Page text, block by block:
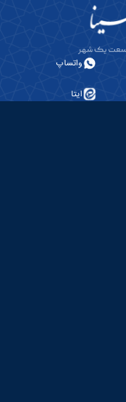
واتساپ
ایتا